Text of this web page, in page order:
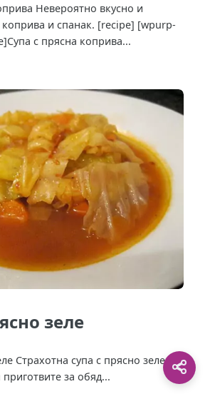
Невероятно вкусно и
коприва и спанак. [recipe] [wpurp-
с прясна коприва...
зеле
Страхотна супа с прясно зеле.
за обяд...